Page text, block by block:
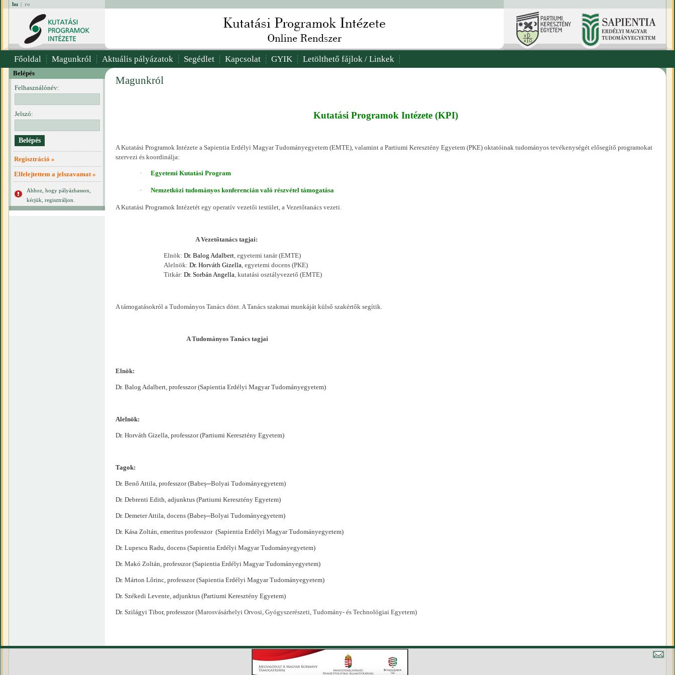
hu | ro
Főoldal Magunkról Aktuális pályázatok Segédlet Kapcsolat GYIK Letölthető fájlok / Linkek
Belépés
Felhasználónév:
Jelszó:
Regisztráció »
Elfelejtettem a jelszavamat »
Ahhoz, hogy pályázhasson,
kérjük, regisztráljon.
Magunkról
Kutatási Programok Intézete (KPI)
A Kutatási Programok Intézete a Sapientia Erdélyi Magyar Tudományegyetem (EMTE), valamint a Partiumi Keresztény Egyetem (PKE) oktatóinak tudományos tevékenységét elősegítő programokat
szervezi és koordinálja:
· Egyetemi Kutatási Program
· Nemzetközi tudományos konferencián való részvétel támogatása
A Kutatási Programok Intézetét egy operatív vezetői testület, a Vezetőtanács vezeti.
A Vezetőtanács tagjai:
Elnök: Dr. Balog Adalbert, egyetemi tanár (EMTE)
Alelnök: Dr. Horváth Gizella, egyetemi docens (PKE)
Titkár: Dr. Sorbán Angella, kutatási osztályvezető (EMTE)
A támogatásokról a Tudományos Tanács dönt. A Tanács szakmai munkáját külső szakértők segítik.
A Tudományos Tanács tagjai
Elnök:
Dr. Balog Adalbert, professzor (Sapientia Erdélyi Magyar Tudományegyetem)
Alelnök:
Dr. Horváth Gizella, professzor (Partiumi Keresztény Egyetem)
Tagok:
Dr. Benő Attila, professzor (Babeș─Bolyai Tudományegyetem)
Dr. Debrenti Edith, adjunktus (Partiumi Keresztény Egyetem)
Dr. Demeter Attila, docens (Babeș─Bolyai Tudományegyetem)
Dr. Kása Zoltán, emeritus professzor (Sapientia Erdélyi Magyar Tudományegyetem)
Dr. Lupescu Radu, docens (Sapientia Erdélyi Magyar Tudományegyetem)
Dr. Makó Zoltán, professzor (Sapientia Erdélyi Magyar Tudományegyetem)
Dr. Márton Lőrinc, professzor (Sapientia Erdélyi Magyar Tudományegyetem)
Dr. Székedi Levente, adjunktus (Partiumi Keresztény Egyetem)
Dr. Szilágyi Tibor, professzor(Marosvásárhelyi Orvosi, Gyógyszerészeti, Tudomány- és Technológiai Egyetem)